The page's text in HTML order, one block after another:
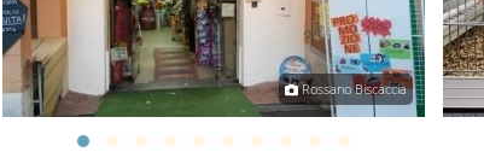
Rossano Biscaccia